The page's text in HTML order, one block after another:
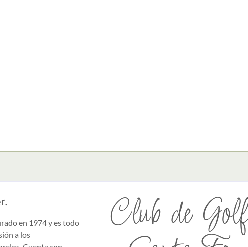
en 1974 y es todo
a los
Club de Golf